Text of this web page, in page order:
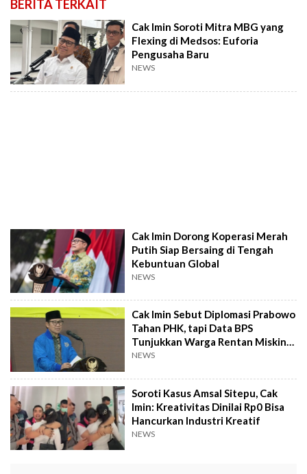
BERITA TERKAIT
Cak Imin Soroti Mitra MBG yang
Flexing di Medsos: Euforia
Pengusaha Baru
NEWS
Cak Imin Dorong Koperasi Merah
Putih Siap Bersaing di Tengah
Kebuntuan Global
NEWS
Cak Imin Sebut Diplomasi Prabowo
Tahan PHK, tapi Data BPS
Tunjukkan Warga Rentan Miskin
Naik
NEWS
Soroti Kasus Amsal Sitepu, Cak
Imin: Kreativitas Dinilai Rp0 Bisa
Hancurkan Industri Kreatif
NEWS